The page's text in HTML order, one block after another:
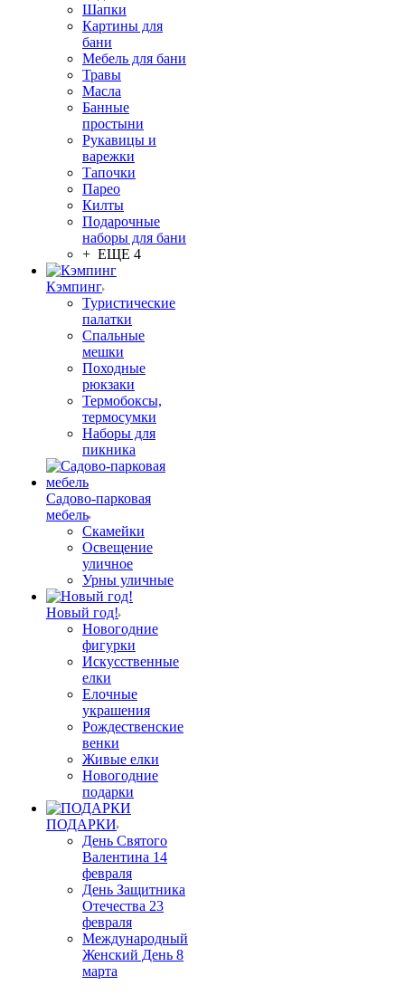
Шапки
Картины для
бани
Мебель для бани
Травы
Масла
Банные
простыни
Рукавицы и
варежки
Тапочки
Парео
Килты
Подарочные
наборы для бани
+ ЕЩЕ 4
Кэмпинг
Туристические
палатки
Спальные
мешки
Походные
рюкзаки
Термобоксы,
термосумки
Наборы для
пикника
Садово-парковая
мебель
Скамейки
Освещение
уличное
Урны уличные
Новый год!
Новогодние
фигурки
Искусственные
елки
Елочные
украшения
Рождественские
венки
Живые елки
Новогодние
подарки
ПОДАРКИ
День Святого
Валентина 14
февраля
День Защитника
Отечества 23
февраля
Международный
Женский День 8
марта